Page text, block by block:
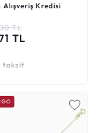
Kredisi
TL
TL
taksit